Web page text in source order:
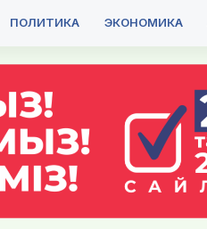
ПОЛИТИКА ЭКОНОМИКА